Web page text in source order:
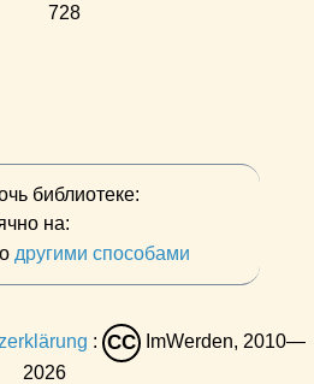
728
библиотеке:
на:
другими способами
: CC
ImWerden, 2010—
2026